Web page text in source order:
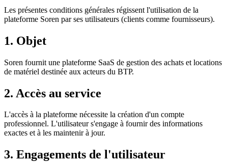
Les présentes conditions générales régissent l'utilisation de la
plateforme Soren par ses utilisateurs (clients comme fournisseurs).
1. Objet
Soren fournit une plateforme SaaS de gestion des achats et locations
de matériel destinée aux acteurs du BTP.
2. Accès au service
L'accès à la plateforme nécessite la création d'un compte
professionnel. L'utilisateur s'engage à fournir des informations
exactes et à les maintenir à jour.
3. Engagements de l'utilisateur